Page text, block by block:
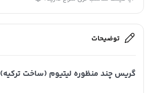
توضیحات
گریس چند منظوره لیتیوم (ساخت ترکیه)